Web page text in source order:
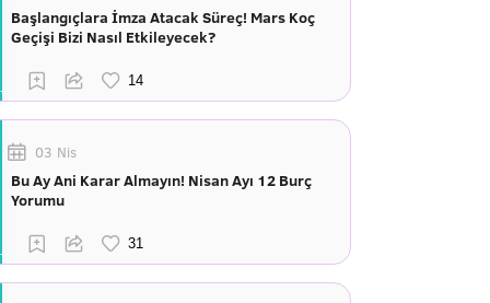
Başlangıçlara İmza Atacak Süreç! Mars Koç
Geçişi Bizi Nasıl Etkileyecek?
03 Nis
Bu Ay Ani Karar Almayın! Nisan Ayı 12 Burç
Yorumu